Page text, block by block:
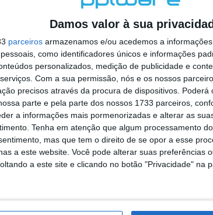
Damos valor à sua
parceiros armazenamos e/ou acedemos a
como identificadores únicos e informações
personalizados, medição de publicidade e
Com a sua permissão, nós e os nossos
precisos através da procura de dispositivos. Poderá
parte e pela parte dos nossos 1733 parceiros,
a informações mais pormenorizadas e alterar as
Tenha em atenção que algum processamento
mas que tem o direito de se opor a esse
a este website. Você pode alterar suas preferências
a este site e clicando no botão "Privacidade" na
escolheres o Browser com que queres navegar e o
ao teu Firefox e nas ferramentas ou tools escolhes
e logo perto do fim encontras um local para colocares um
é o browser predefinido.
mail algum.